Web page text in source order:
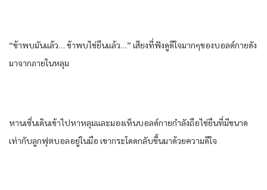
“ข้าพบมันแล้ว… ข้าพบไข่ยืนแล้ว…” เสียงที่ฟังดูดีใจมากๆของบอลด์กายดัง
มาจากภายในหลุม
หานเซิ่นเดินเข้าไปหาหลุมและมองเห็นบอลด์กายกําลังถือไข่ยืนที่มีขนาด
เท่ากับลูกฟุตบอลอยู่ในมือ เขากระโดดกลับขึ้นมาด้วยความดีใจ